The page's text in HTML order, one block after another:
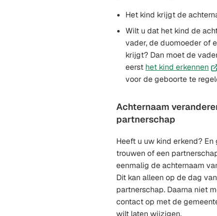
Het kind krijgt de
Wilt u dat het kind de
vader, de duomoeder of
krijgt? Dan moet de
eerst het kind erkennen
voor de geboorte te
Achternaam
partnerschap
Heeft u uw kind erkend?
trouwen of een
eenmalig de achternaam
Dit kan alleen op de dag
partnerschap. Daarna niet
contact op met de
wilt laten wijzigen.